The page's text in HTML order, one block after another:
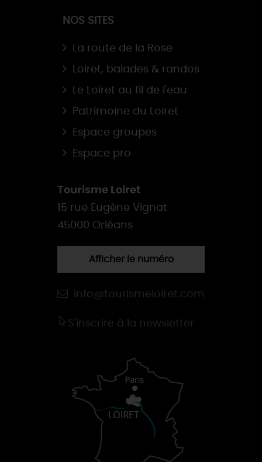
NOS SITES
La route de la Rose
Loiret, balades & randos
Le Loiret au fil de l'eau
Patrimoine du Loiret
Espace groupes
Espace pro
Tourisme Loiret
15 rue Eugène Vignat
45000 Orléans
Afficher le numéro
info@tourismeloiret.com
S'inscrire à la newsletter